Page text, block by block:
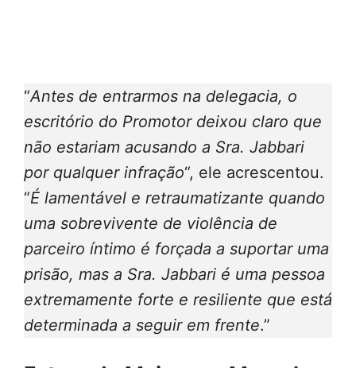
“Antes de entrarmos na delegacia, o
escritório do Promotor deixou claro que
não estariam acusando a Sra. Jabbari
por qualquer infração“, ele acrescentou.
“É lamentável e retraumatizante quando
uma sobrevivente de violência de
parceiro íntimo é forçada a suportar uma
prisão, mas a Sra. Jabbari é uma pessoa
extremamente forte e resiliente que está
determinada a seguir em frente.”